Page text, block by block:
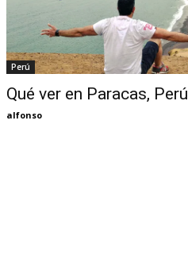
Perú
Qué ver en Paracas, Perú
alfonso